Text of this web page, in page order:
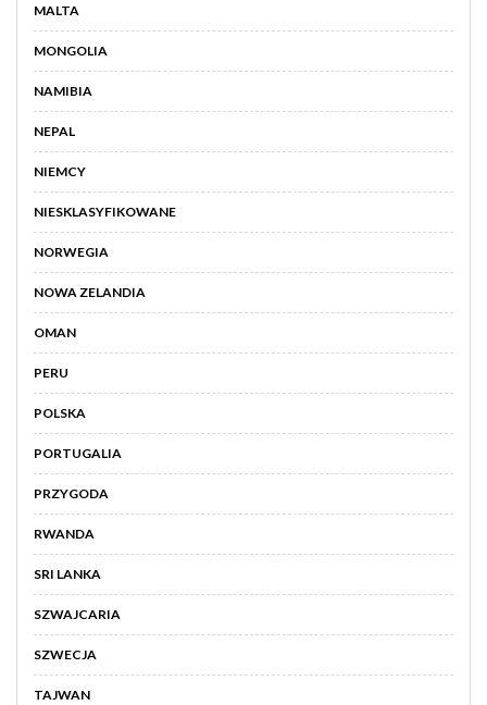
MALTA
MONGOLIA
NAMIBIA
NEPAL
NIEMCY
NIESKLASYFIKOWANE
NORWEGIA
NOWA ZELANDIA
OMAN
PERU
POLSKA
PORTUGALIA
PRZYGODA
RWANDA
SRI LANKA
SZWAJCARIA
SZWECJA
TAJWAN